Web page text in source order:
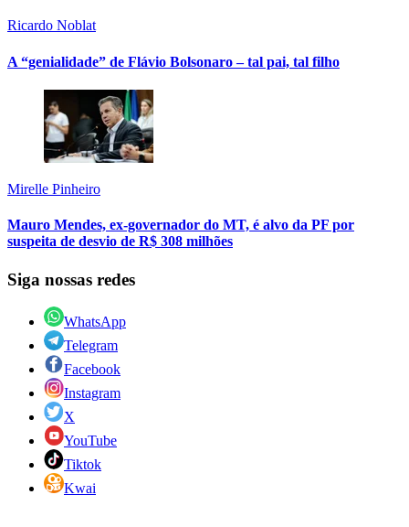
Ricardo Noblat
A “genialidade” de Flávio Bolsonaro – tal pai, tal filho
Mirelle Pinheiro
Mauro Mendes, ex-governador do MT, é alvo da PF por
suspeita de desvio de R$ 308 milhões
Siga nossas redes
WhatsApp
Telegram
Facebook
Instagram
X
YouTube
Tiktok
Kwai